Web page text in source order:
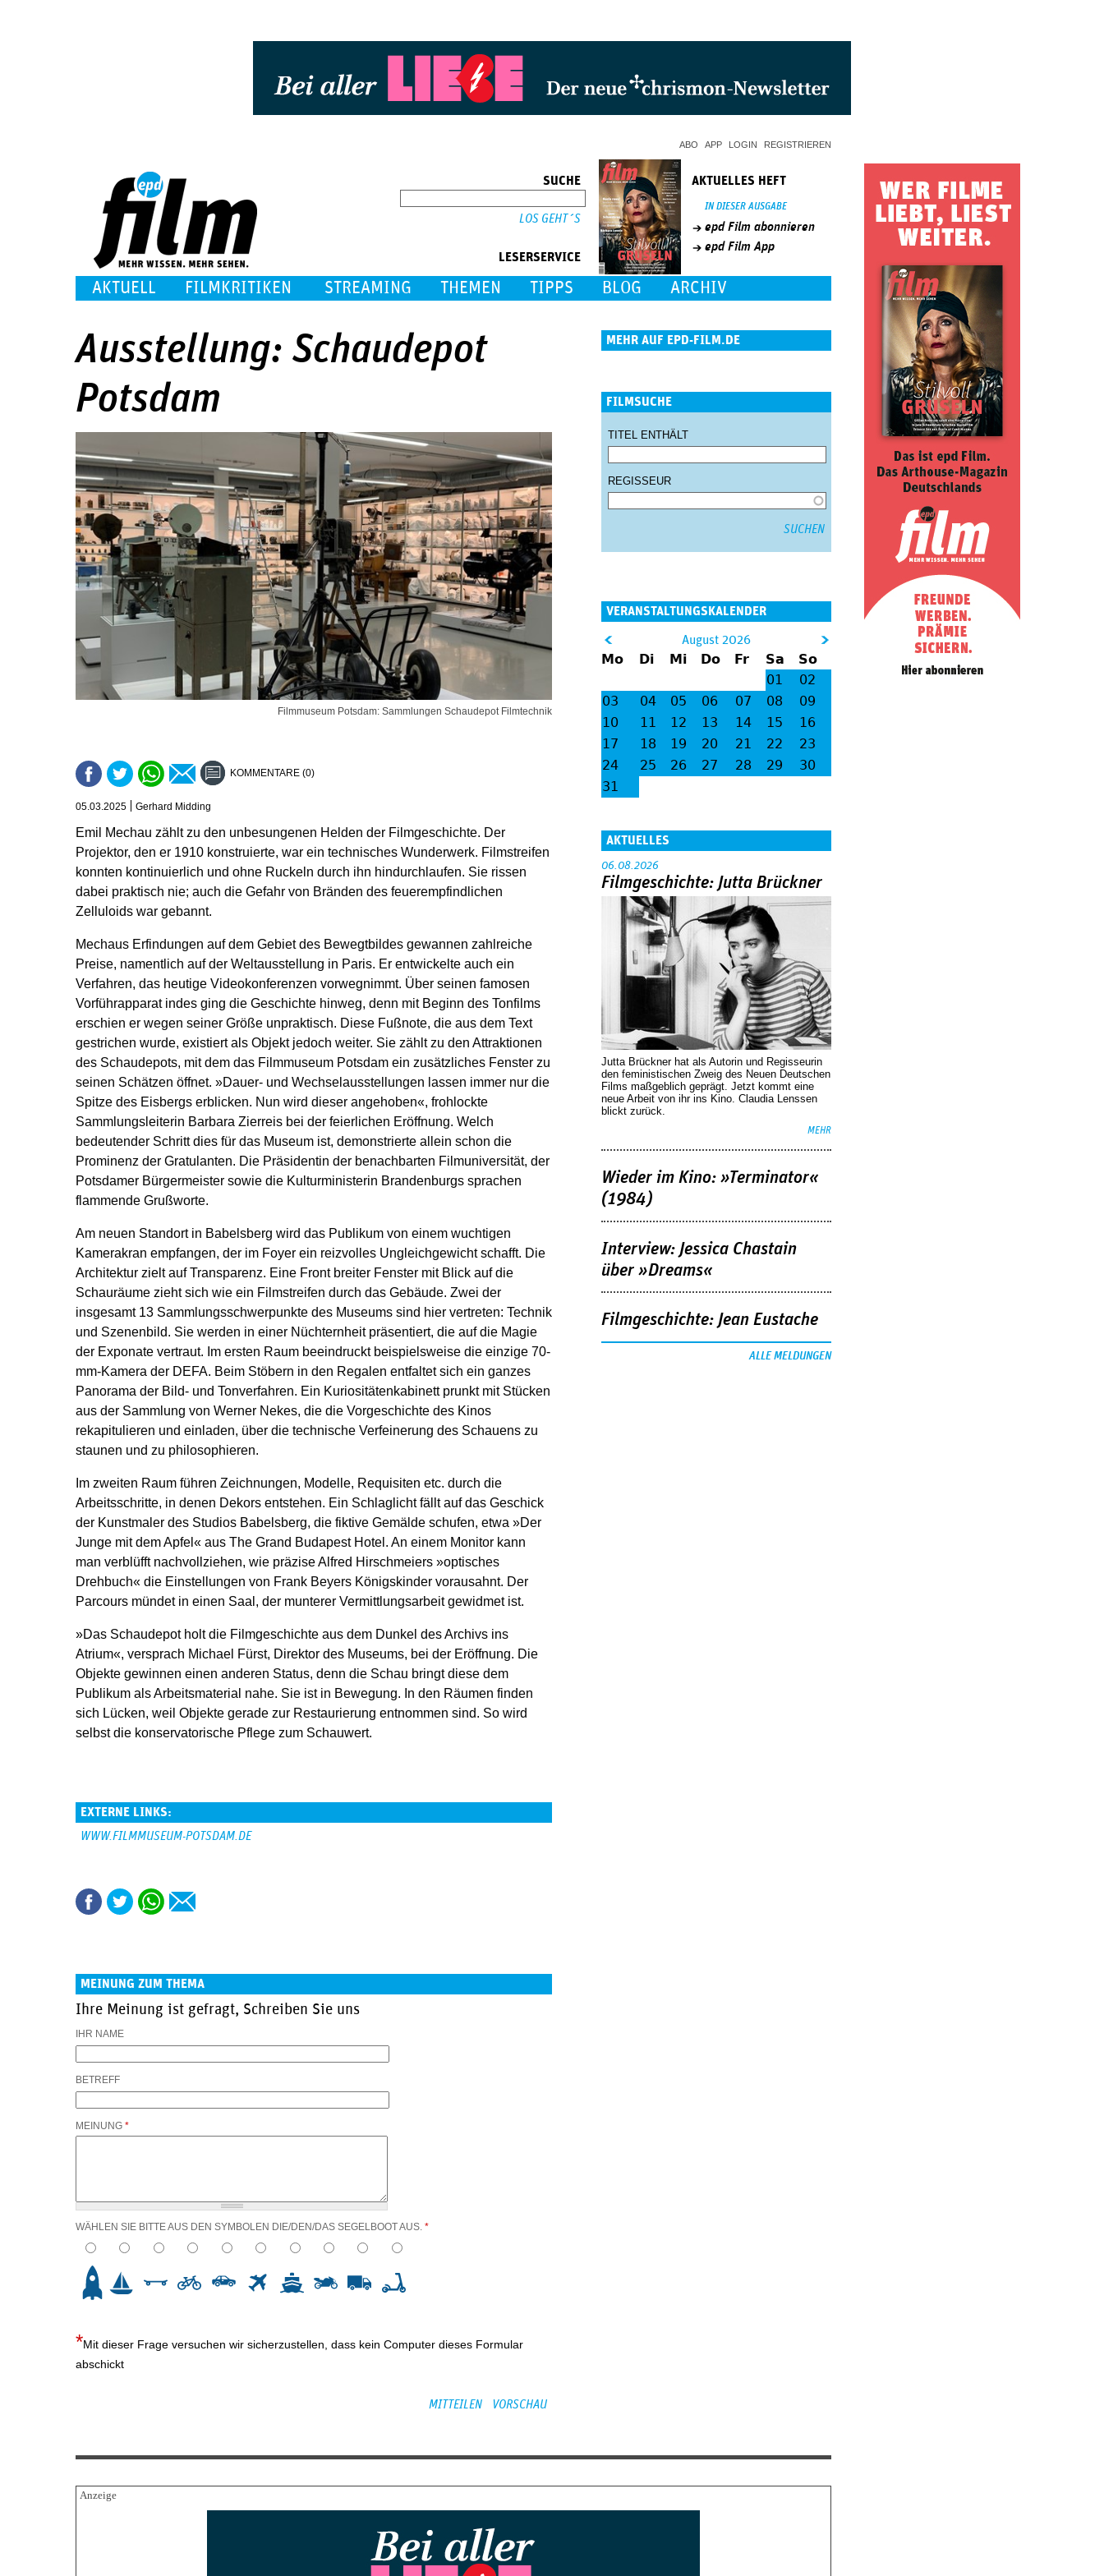
ABO APP LOGIN REGISTRIEREN
SUCHE
LESERSERVICE
AKTUELLES HEFT
IN DIESER AUSGABE
epd Film abonnieren
epd Film App
AKTUELL FILMKRITIKEN STREAMING THEMEN TIPPS BLOG ARCHIV
Ausstellung: Schaudepot
Potsdam
Filmmuseum Potsdam: Sammlungen Schaudepot Filmtechnik
KOMMENTARE (0)
05.03.2025 Gerhard Midding
Emil Mechau zählt zu den unbesungenen Helden der Filmgeschichte. Der
Projektor, den er 1910 konstruierte, war ein technisches Wunderwerk. Filmstreifen
konnten kontinuierlich und ohne Ruckeln durch ihn hindurchlaufen. Sie rissen
dabei praktisch nie; auch die Gefahr von Bränden des feuerempfindlichen
Zelluloids war gebannt.
Mechaus Erfindungen auf dem Gebiet des Bewegtbildes gewannen zahlreiche
Preise, namentlich auf der Weltausstellung in Paris. Er entwickelte auch ein
Verfahren, das heutige Videokonferenzen vorwegnimmt. Über seinen famosen
Vorführapparat indes ging die Geschichte hinweg, denn mit Beginn des Tonfilms
erschien er wegen seiner Größe unpraktisch. Diese Fußnote, die aus dem Text
gestrichen wurde, existiert als Objekt jedoch weiter. Sie zählt zu den Attraktionen
des Schaudepots, mit dem das Filmmuseum Potsdam ein zusätzliches Fenster zu
seinen Schätzen öffnet. »Dauer- und Wechselausstellungen lassen immer nur die
Spitze des Eisbergs erblicken. Nun wird dieser angehoben«, frohlockte
Sammlungsleiterin Barbara Zierreis bei der feierlichen Eröffnung. Welch
bedeutender Schritt dies für das Museum ist, demons­trierte allein schon die
Prominenz der Gratulanten. Die Präsidentin der benachbarten Filmuniversität, der
Potsdamer Bürgermeister sowie die Kulturministerin Brandenburgs sprachen
flammende Grußworte.
Am neuen Standort in Babelsberg wird das Publikum von einem wuchtigen
Kamerakran empfangen, der im Foyer ein reizvolles Ungleichgewicht schafft. Die
Architektur zielt auf Transparenz. Eine Front breiter Fenster mit Blick auf die
Schauräume zieht sich wie ein Filmstreifen durch das Gebäude. Zwei der
insgesamt 13 Sammlungsschwerpunkte des Museums sind hier vertreten: Technik
und Szenenbild. Sie werden in einer Nüchternheit präsentiert, die auf die Magie
der Exponate vertraut. Im ersten Raum beeindruckt beispielsweise die einzige 70-
mm-Kamera der DEFA. Beim Stöbern in den Regalen entfaltet sich ein ganzes
Panorama der Bild- und Tonverfahren. Ein Kuriositätenkabinett prunkt mit Stücken
aus der Sammlung von Werner Nekes, die die Vorgeschichte des Kinos
rekapitulieren und einladen, über die technische Verfeinerung des Schauens zu
staunen und zu philosophieren.
Im zweiten Raum führen Zeichnungen, Modelle, Requisiten etc. durch die
Arbeitsschritte, in denen Dekors entstehen. Ein Schlaglicht fällt auf das Geschick
der Kunstmaler des Studios Babelsberg, die fiktive Gemälde schufen, etwa »Der
Junge mit dem Apfel« aus The Grand Budapest Hotel. An einem Monitor kann
man verblüfft nachvollziehen, wie präzise Alfred Hirschmeiers »optisches
Drehbuch« die Einstellungen von Frank Beyers Königskinder vorausahnt. Der
Parcours mündet in einen Saal, der munterer Vermittlungsarbeit gewidmet ist.
»Das Schaudepot holt die Filmgeschichte aus dem Dunkel des Archivs ins
Atrium«, versprach Michael Fürst, Direktor des Museums, bei der Eröffnung. Die
Objekte gewinnen einen anderen Status, denn die Schau bringt diese dem
Publikum als Arbeitsmaterial nahe. Sie ist in Bewegung. In den Räumen finden
sich Lücken, weil Objekte gerade zur Restaurierung entnommen sind. So wird
selbst die konservatorische Pflege zum Schauwert.
EXTERNE LINKS:
WWW.FILMMUSEUM-POTSDAM.DE
MEINUNG ZUM THEMA
Ihre Meinung ist gefragt, Schreiben Sie uns
IHR NAME
BETREFF
MEINUNG *
WÄHLEN SIE BITTE AUS DEN SYMBOLEN DIE/DEN/DAS SEGELBOOT AUS. *
Mit dieser Frage versuchen wir sicherzustellen, dass kein Computer dieses Formular
abschickt
MEHR AUF EPD-FILM.DE
FILMSUCHE
TITEL ENTHÄLT
REGISSEUR
VERANSTALTUNGSKALENDER
lt;
August 2026
Mo Di Mi Do Fr Sa
So
01
02
03
04 05 06 07 08
09
10
11 12 13 14 15
16
17
18 19 20 21 22
23
24
25 26 27 28 29
30
31
AKTUELLES
06.08.2026
Filmgeschichte: Jutta Brückner
Jutta Brückner hat als Autorin und Regisseurin
den feministischen Zweig des Neuen Deutschen
Films maßgeblich geprägt. Jetzt kommt eine
neue Arbeit von ihr ins Kino. Claudia Lenssen
blickt zurück.
MEHR
Wieder im Kino: »Terminator«
(1984)
Interview: Jessica Chastain
über »Dreams«
Filmgeschichte: Jean Eustache
ALLE MELDUNGEN